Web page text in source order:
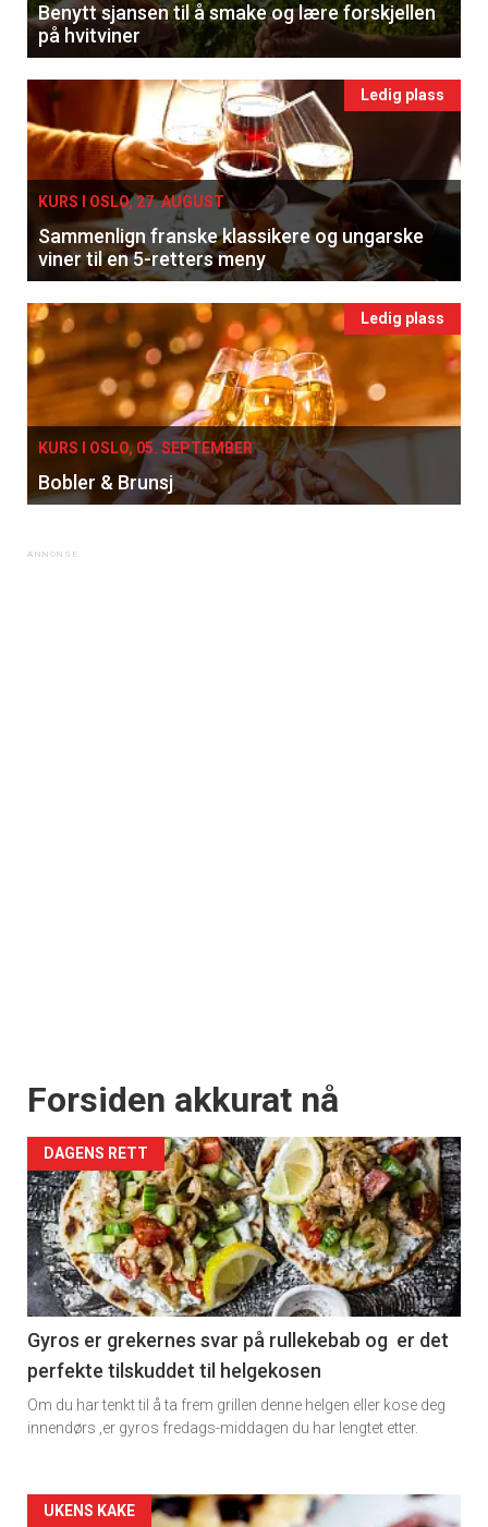
Benytt sjansen til å smake og lære forskjellen
på hvitviner
Ledig plass
KURS I OSLO, 27. AUGUST
Sammenlign franske klassikere og ungarske
viner til en 5-retters meny
Ledig plass
KURS I OSLO, 05. SEPTEMBER
Bobler & Brunsj
Forsiden akkurat nå
DAGENS RETT
Gyros er grekernes svar på rullekebab og er det
perfekte tilskuddet til helgekosen
Om du har tenkt til å ta frem grillen denne helgen eller kose deg
innendørs ,er gyros fredags-middagen du har lengtet etter.
Forsiden
UKENS KAKE